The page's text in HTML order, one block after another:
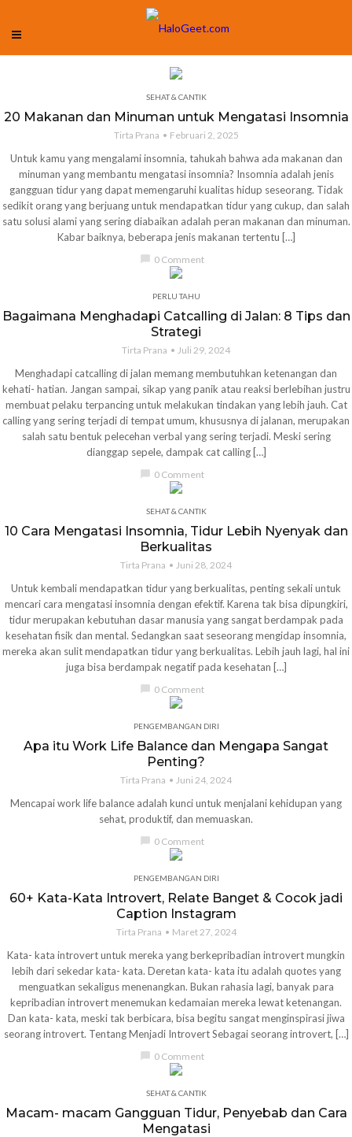
SEHAT & CANTIK
20 Makanan dan Minuman untuk Mengatasi Insomnia
Tirta Prana Februari 2, 2025
Untuk kamu yang mengalami insomnia, tahukah bahwa ada makanan dan
minuman yang membantu mengatasi insomnia? Insomnia adalah jenis
gangguan tidur yang dapat memengaruhi kualitas hidup seseorang. Tidak
sedikit orang yang berjuang untuk mendapatkan tidur yang cukup, dan salah
satu solusi alami yang sering diabaikan adalah peran makanan dan minuman.
Kabar baiknya, beberapa jenis makanan tertentu […]
chat_bubble 0 Comment
PERLU TAHU
Bagaimana Menghadapi Catcalling di Jalan: 8 Tips dan
Strategi
Tirta Prana Juli 29, 2024
Menghadapi catcalling di jalan memang membutuhkan ketenangan dan
kehati- hatian. Jangan sampai, sikap yang panik atau reaksi berlebihan justru
membuat pelaku terpancing untuk melakukan tindakan yang lebih jauh. Cat
calling yang sering terjadi di tempat umum, khususnya di jalanan, merupakan
salah satu bentuk pelecehan verbal yang sering terjadi. Meski sering
dianggap sepele, dampak cat calling […]
chat_bubble 0 Comment
SEHAT & CANTIK
10 Cara Mengatasi Insomnia, Tidur Lebih Nyenyak dan
Berkualitas
Tirta Prana Juni 28, 2024
Untuk kembali mendapatkan tidur yang berkualitas, penting sekali untuk
mencari cara mengatasi insomnia dengan efektif. Karena tak bisa dipungkiri,
tidur merupakan kebutuhan dasar manusia yang sangat berdampak pada
kesehatan fisik dan mental. Sedangkan saat seseorang mengidap insomnia,
mereka akan sulit mendapatkan tidur yang berkualitas. Lebih jauh lagi, hal ini
juga bisa berdampak negatif pada kesehatan […]
chat_bubble 0 Comment
PENGEMBANGAN DIRI
Apa itu Work Life Balance dan Mengapa Sangat
Penting?
Tirta Prana Juni 24, 2024
Mencapai work life balance adalah kunci untuk menjalani kehidupan yang
sehat, produktif, dan memuaskan.
chat_bubble 0 Comment
PENGEMBANGAN DIRI
60+ Kata-Kata Introvert, Relate Banget & Cocok jadi
Caption Instagram
Tirta Prana Maret 27, 2024
Kata- kata introvert untuk mereka yang berkepribadian introvert mungkin
lebih dari sekedar kata- kata. Deretan kata- kata itu adalah quotes yang
menguatkan sekaligus menenangkan. Bukan rahasia lagi, banyak para
kepribadian introvert menemukan kedamaian mereka lewat ketenangan.
Dan kata- kata, meski tak berbicara, bisa begitu sangat menginspirasi jiwa
seorang introvert. Tentang Menjadi Introvert Sebagai seorang introvert, […]
chat_bubble 0 Comment
SEHAT & CANTIK
Macam- macam Gangguan Tidur, Penyebab dan Cara
Mengatasi